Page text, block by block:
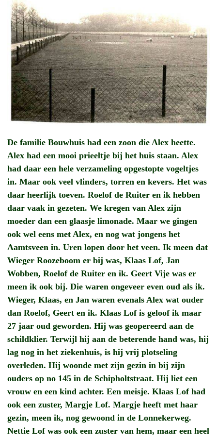
De familie Bouwhuis had een zoon die Alex heette.
Alex had een mooi prieeltje bij het huis staan. Alex
had daar een hele verzameling opgestopte vogeltjes
in. Maar ook veel vlinders, torren en kevers. Het was
daar heerlijk toeven. Roelof de Ruiter en ik hebben
daar vaak in gezeten. We kregen van Alex zijn
moeder dan een glaasje limonade. Maar we gingen
ook wel eens met Alex, en nog wat jongens het
Aamtsveen in. Uren lopen door het veen. Ik meen dat
Wieger Roozeboom er bij was, Klaas Lof, Jan
Wobben, Roelof de Ruiter en ik. Geert Vije was er
meen ik ook bij. Die waren ongeveer even oud als ik.
Wieger, Klaas, en Jan waren evenals Alex wat ouder
dan Roelof, Geert en ik. Klaas Lof is geloof ik maar
27 jaar oud geworden. Hij was geopereerd aan de
schildklier. Terwijl hij aan de beterende hand was, hij
lag nog in het ziekenhuis, is hij vrij plotseling
overleden. Hij woonde met zijn gezin in bij zijn
ouders op no 145 in de Schipholtstraat. Hij liet een
vrouw en een kind achter. Een meisje. Klaas Lof had
ook een zuster, Margje Lof. Margje heeft met haar
gezin, meen ik, nog gewoond in de Lonnekerweg.
Nettie Lof was ook een zuster van hem, maar een heel